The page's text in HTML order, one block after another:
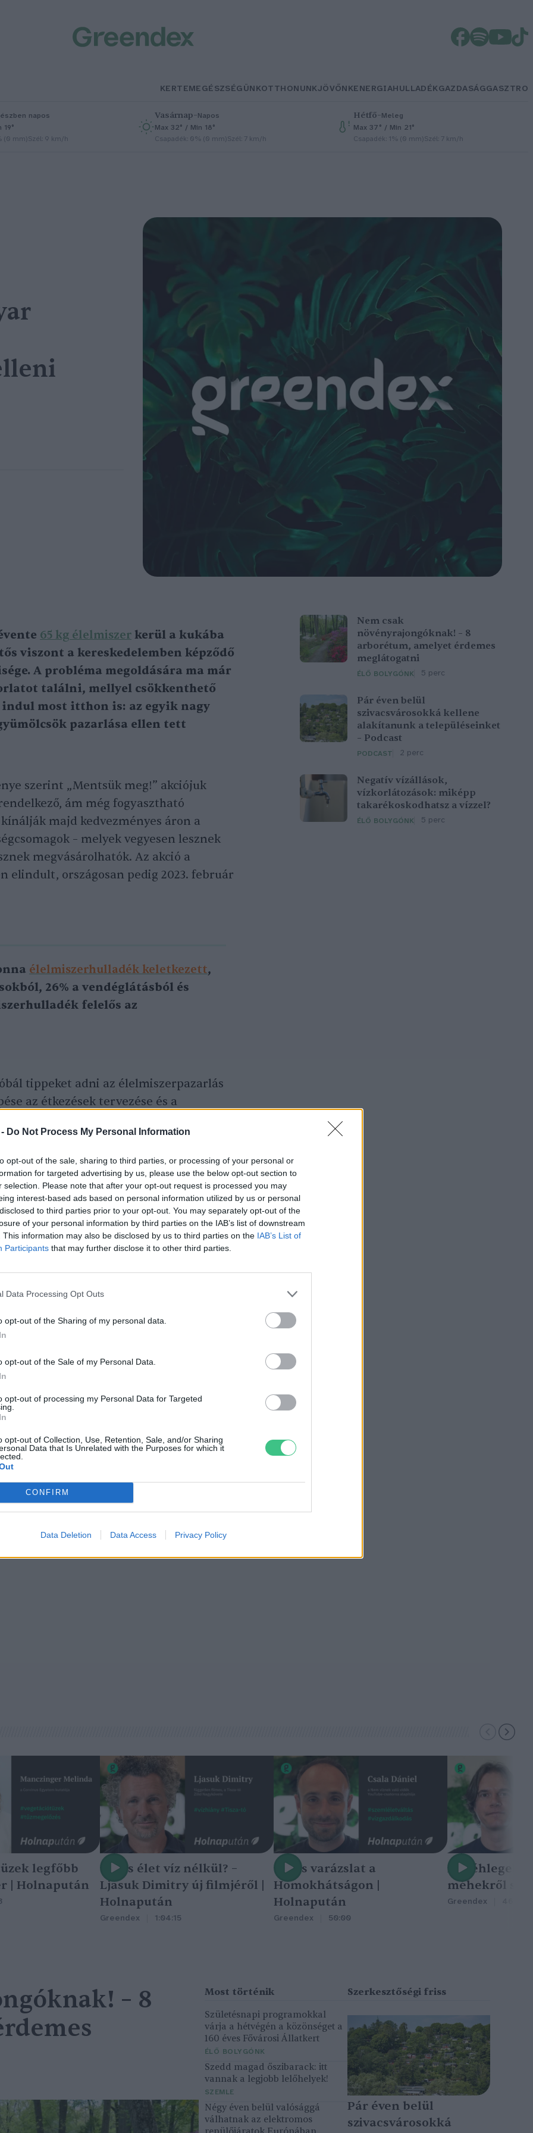
Do Not Process My Personal Information
opt-out of the sale, sharing to third parties, or processing of your personal or
for targeted advertising by us, please use the below opt-out section to
selection. Please note that after your opt-out request is processed you may
interest-based ads based on personal information utilized by us or personal
to third parties prior to your opt-out. You may separately opt-out of the
of your personal information by third parties on the IAB’s list of downstream
This information may also be disclosed by us to third parties on the IAB’s List of
Participants that may further disclose it to other third parties.
Data Processing Opt Outs
opt-out of the Sharing of my personal data.
opt-out of the Sale of my Personal Data.
opt-out of processing my Personal Data for Targeted
opt-out of Collection, Use, Retention, Sale, and/or Sharing
Data that Is Unrelated with the Purposes for which it
CONFIRM
Data Deletion Data Access Privacy Policy
KERTEMEGÉSZSÉGÜNKOTTHONUNKJÖVŐNKENERGIAHULLADÉKGAZDASÁGGASZTRO
napos
19°
(0 mm)Szél: 9 km/h
Vasárnap–Napos
Max 32° / Min 18°
Csapadék: 0% (0 mm)Szél: 7 km/h
Hétfő–Meleg
Max 37° / Min 21°
Csapadék: 1% (0 mm)Szél: 7 km/h
65 kg élelmiszer kerül a kukába
viszont a kereskedelemben képződő
A probléma megoldására ma már
találni, mellyel csökkenthető
most itthon is: az egyik nagy
pazarlása ellen tett
szerint „Mentsük meg!” akciójuk
ám még fogyasztható
majd kedvezményes áron a
– melyek vegyesen lesznek
megvásárolhatók. Az akció a
elindult, országosan pedig 2023. február
élelmiszerhulladék keletkezett,
26% a vendéglátásból és
felelős az
tippeket adni az élelmiszerpazarlás
az étkezések tervezése és a
is számos lehetőségünk van, ha
A megfelelő tárolással például a
illetve számos alapanyagot és
otthon az élelmiszer-pazarlást
el, akkor számosolyan receptből
nem alkalmas maradékok pedig új
Nem csak
növényrajongóknak! – 8
arborétum, amelyet érdemes
meglátogatni
ÉLŐ BOLYGÓNK 5 perc
Pár éven belül
szivacsvárosokká kellene
alakítanunk a településeinket
– Podcast
PODCAST 2 perc
Negatív vízállások,
vízkorlátozások: miképp
takarékoskodhatsz a vízzel?
ÉLŐ BOLYGÓNK 5 perc
legfőbb
| Holnapután
Nincs élet víz nélkül? –
Ljasuk Dimitry új filmjéről |
Holnapután
Greendex 1:04:15
Nincs varázslat a
Homokhátságon |
Holnapután
Greendex 50:00
A méhlegelő
méhekről
Greendex
– 8
Születésnapi programokkal
várja a hétvégén a közönséget a
160 éves Fővárosi Állatkert
ÉLŐ BOLYGÓNK
Szedd magad őszibarack: itt
vannak a legjobb lelőhelyek!
SZEMLE
Négy éven belül valósággá
válhatnak az elektromos
Pár éven belül
szivacsvárosokká